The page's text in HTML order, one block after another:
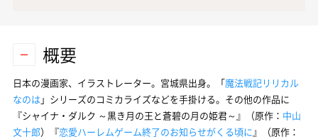
概要
日本の漫画家、イラストレーター。宮城県出身。「魔法戦記リリカル
なのは 」シリーズのコミカライズなどを手掛ける。その他の作品に
『シャイナ・ダルク ～黒き月の王と蒼碧の月の姫君～』（原作： 中山
文十郎）『恋愛ハーレムゲーム終了のお知らせがくる頃に』（原作：